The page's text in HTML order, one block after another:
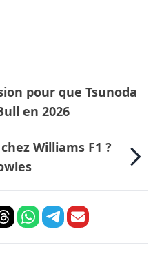
pour que Tsunoda
en 2026
Williams F1 ?